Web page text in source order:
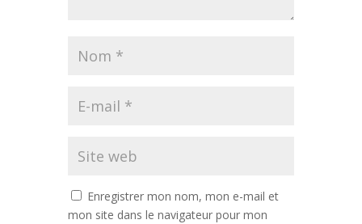
Enregistrer mon nom, mon e-mail et
mon site dans le navigateur pour mon